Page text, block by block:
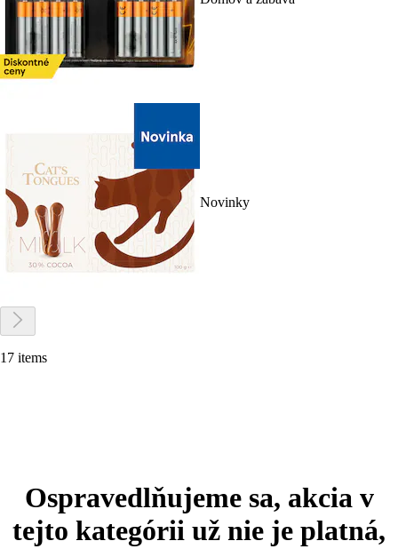
Novinky
17 items
Ospravedlňujeme sa, akcia v
tejto kategórii už nie je platná,